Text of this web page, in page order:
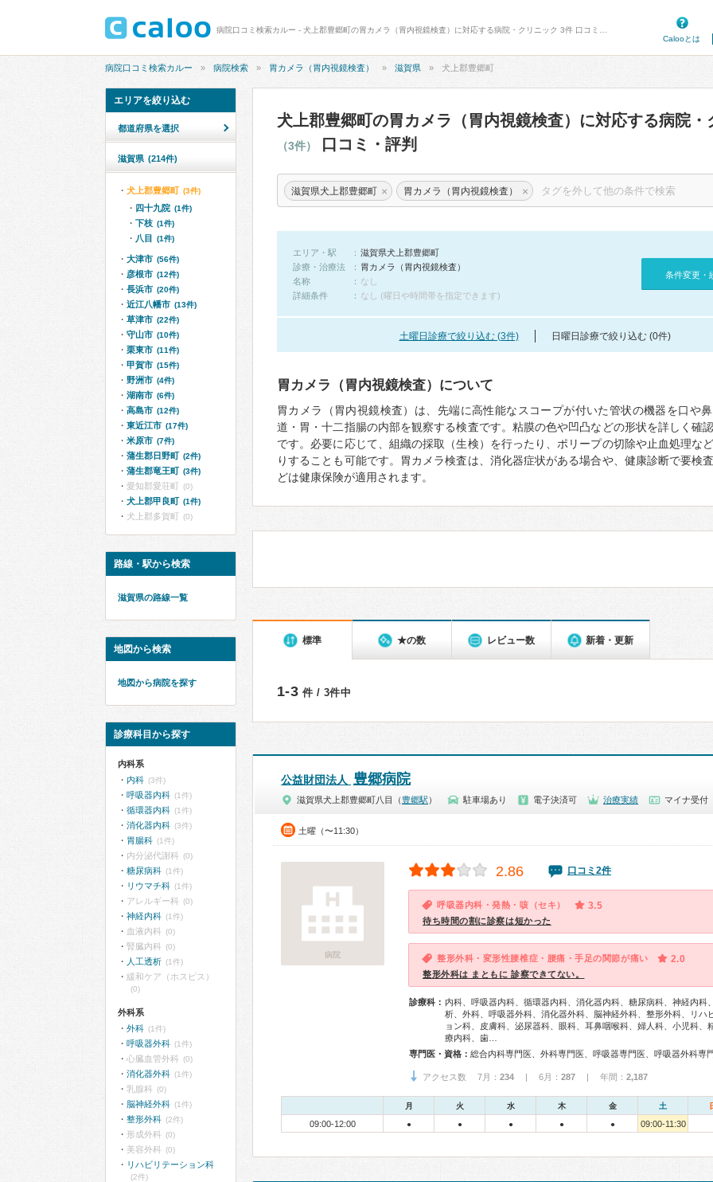
Calooとは
病院口コミ検索カルー 病院検索 胃カメラ（胃内視鏡検査） 滋賀県 犬上郡豊郷町
犬上郡豊郷町の胃カメラ（胃内視鏡検査）に対応する病院・
（3件） 口コミ・評判
滋賀県犬上郡豊郷町 × 胃カメラ（胃内視鏡検査） ×
エリア・駅
滋賀県犬上郡豊郷町
診療・治療法
胃カメラ（胃内視鏡検査）
名称
なし
詳細条件
なし (曜日や時間帯を指定できます)
条件変更・
土曜日診療で絞り込む (3件) 日曜日診療で絞り込む (0件)
胃カメラ（胃内視鏡検査）について
胃カメラ（胃内視鏡検査）は、先端に高性能なスコープが付いた管状の機器を口や
道・胃・十二指腸の内部を観察する検査です。粘膜の色や凹凸などの形状を詳しく確
です。必要に応じて、組織の採取（生検）を行ったり、ポリープの切除や止血処理な
りすることも可能です。胃カメラ検査は、消化器症状がある場合や、健康診断で要検
どは健康保険が適用されます。
標準 ★の数 レビュー数 新着・更新
1-3 件 / 3件中
公益財団法人 豊郷病院
滋賀県犬上郡豊郷町八目（ 豊郷駅 ） 駐車場あり 電子決済可 治療実績 マイナ受付
土曜（〜11:30）
病院
2.86 口コミ2件
呼吸器内科・発熱・咳（セキ） 3.5
待ち時間の割に診察は短かった
整形外科・変形性腰椎症・腰痛・手足の関節が痛い 2.0
整形外科は まともに 診察できてない。
診療科： 内科、呼吸器内科、循環器内科、消化器内科、糖尿病科、神経内科
析、外科、呼吸器外科、消化器外科、脳神経外科、整形外科、リハ
ョン科、皮膚科、泌尿器科、眼科、耳鼻咽喉科、婦人科、小児科、
療内科、歯…
専門医・資格：
アクセス数 7月： 234 | 6月： 287 | 年間： 2,187
月 火 水 木 金 土
09:00-12:00 ● ● ● ● ● 09:00-11:30
エリアを絞り込む
都道府県を選択
滋賀県 (214件)
犬上郡豊郷町 (3件)
四十九院 (1件)
下枝 (1件)
八目 (1件)
大津市 (56件)
彦根市 (12件)
長浜市 (20件)
近江八幡市 (13件)
草津市 (22件)
守山市 (10件)
栗東市 (11件)
甲賀市 (15件)
野洲市 (4件)
湖南市 (6件)
高島市 (12件)
東近江市 (17件)
米原市 (7件)
蒲生郡日野町 (2件)
蒲生郡竜王町 (3件)
愛知郡愛荘町 (0)
犬上郡甲良町 (1件)
犬上郡多賀町 (0)
路線・駅から検索
滋賀県の路線一覧
地図から検索
地図から病院を探す
診療科目から探す
内科系
内科 (3件)
呼吸器内科 (1件)
循環器内科 (1件)
消化器内科 (3件)
胃腸科 (1件)
内分泌代謝科 (0)
糖尿病科 (1件)
リウマチ科 (1件)
アレルギー科 (0)
神経内科 (1件)
血液内科 (0)
腎臓内科 (0)
人工透析 (1件)
緩和ケア（ホスピス）
(0)
外科系
外科 (1件)
呼吸器外科 (1件)
心臓血管外科 (0)
消化器外科 (1件)
乳腺科 (0)
脳神経外科 (1件)
整形外科 (2件)
形成外科 (0)
美容外科 (0)
リハビリテーション科
(2件)